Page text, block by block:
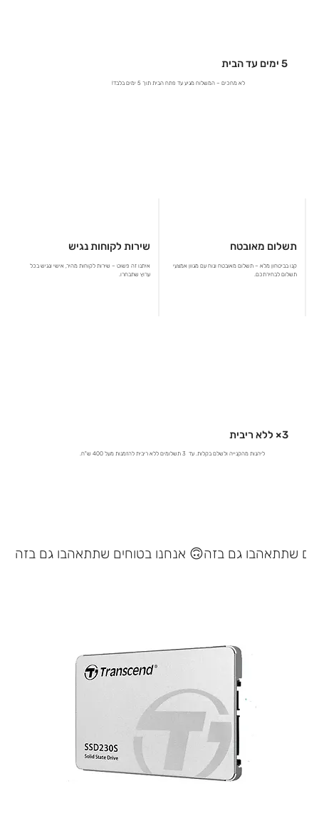
שירות לקוחות נגיש
איתנו זה פשוט – שירות לקוחות מהיר, אישי ונגיש בכל
ערוץ שתבחרו.
5 ימים עד הבית
לא מחכים – המשלוח מגיע עד פתח הבית תוך 5 ימים בלבד!
תשלום מאובטח
קנו בביטחון מלא – תשלום מאובטח ונוח עם מגוון אמצעי
תשלום לבחירתכם.
3× ללא ריבית
ליהנות מהקנייה ולשלם בקלות. עד 3 תשלומים ללא ריבית להזמנות מעל 400 ש"ח.
אנחנו בטוחים שתתאהבו גם בזה 🙃